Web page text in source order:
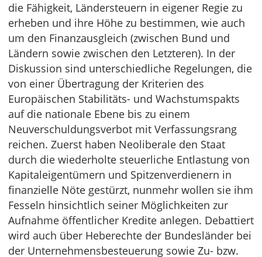
die Fähigkeit, Ländersteuern in eigener Regie zu
erheben und ihre Höhe zu bestimmen, wie auch
um den Finanzausgleich (zwischen Bund und
Ländern sowie zwischen den Letzteren). In der
Diskussion sind unterschiedliche Regelungen, die
von einer Übertragung der Kriterien des
Europäischen Stabilitäts- und Wachstumspakts
auf die nationale Ebene bis zu einem
Neuverschuldungsverbot mit Verfassungsrang
reichen. Zuerst haben Neoliberale den Staat
durch die wiederholte steuerliche Entlastung von
Kapitaleigentümern und Spitzenverdienern in
finanzielle Nöte gestürzt, nunmehr wollen sie ihm
Fesseln hinsichtlich seiner Möglichkeiten zur
Aufnahme öffentlicher Kredite anlegen. Debattiert
wird auch über Heberechte der Bundesländer bei
der Unternehmensbesteuerung sowie Zu- bzw.